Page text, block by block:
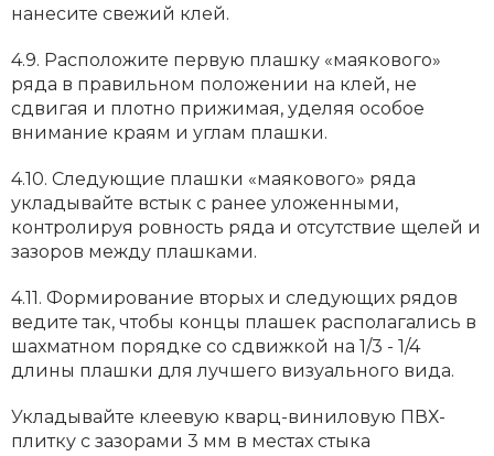
нанесите свежий клей.
4.9. Расположите первую плашку «маякового»
ряда в правильном положении на клей, не
сдвигая и плотно прижимая, уделяя особое
внимание краям и углам плашки.
4.10. Следующие плашки «маякового» ряда
укладывайте встык с ранее уложенными,
контролируя ровность ряда и отсутствие щелей и
зазоров между плашками.
4.11. Формирование вторых и следующих рядов
ведите так, чтобы концы плашек располагались в
шахматном порядке со сдвижкой на 1/3 - 1/4
длины плашки для лучшего визуального вида.
Укладывайте клеевую кварц-виниловую ПВХ-
плитку с зазорами 3 мм в местах стыка